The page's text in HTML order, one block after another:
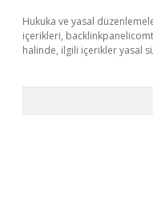
Hukuka ve yasal
içerikleri,
halinde, ilgili içerikler yasal